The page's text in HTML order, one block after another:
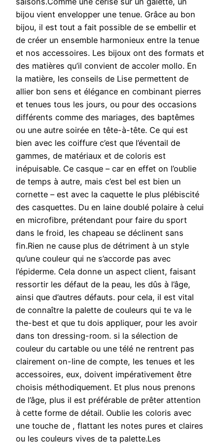
bijou vient envelopper une tenue. Grâce au bon
bijou, il est tout a fait possible de se embellir et
de créer un ensemble harmonieux entre la tenue
et nos accessoires. Les bijoux ont des formats et
des matières qu’il convient de accoler mollo. En
la matière, les conseils de Lise permettent de
allier bon sens et élégance en combinant pierres
et tenues tous les jours, ou pour des occasions
différents comme des mariages, des baptêmes
ou une autre soirée en tête-à-tête. Ce qui est
bien avec les coiffure c’est que l’éventail de
gammes, de matériaux et de coloris est
inépuisable. Ce casque – car en effet on l’oublie
de temps à autre, mais c’est bel est bien un
cornette – est avec la caquette le plus plébiscité
des casquettes. Du en laine doublé polaire à celui
en microfibre, prétendant pour faire du sport
dans le froid, les chapeau se déclinent sans
fin.Rien ne cause plus de détriment à un style
qu’une couleur qui ne s’accorde pas avec
l’épiderme. Cela donne un aspect client, faisant
ressortir les défaut de la peau, les dûs à l’âge,
ainsi que d’autres défauts. pour cela, il est vital
de connaître la palette de couleurs qui te va le
the-best et que tu dois appliquer, pour les avoir
dans ton dressing-room. si la sélection de
couleur du cartable ou une télé ne rentrent pas
clairement on-line de compte, les tenues et les
accessoires, eux, doivent impérativement être
choisis méthodiquement. Et plus nous prenons
de l’âge, plus il est préférable de prêter attention
à cette forme de détail. Oublie les coloris avec
une touche de , flattant les notes pures et claires
ou les couleurs vives de ta palette.Les